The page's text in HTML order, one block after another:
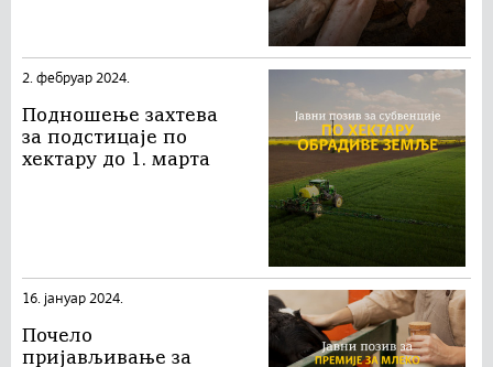
2. фебруар 2024.
Подношење захтева
за подстицаје по
хектару до 1. марта
16. јануар 2024.
Почело
пријављивање за